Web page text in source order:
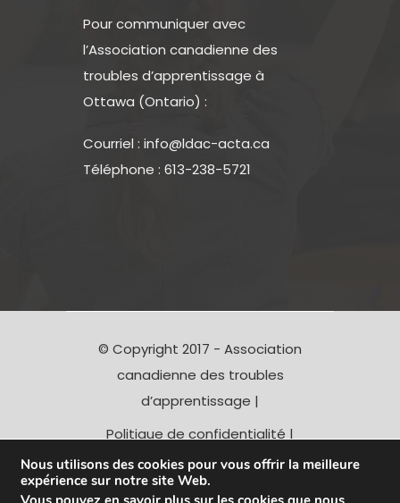
Pour communiquer avec
l’Association canadienne des
troubles d’apprentissage à
Ottawa (Ontario) :
Courriel : info@ldac-acta.ca
Téléphone : 613-238-5721
© Copyright 2017 - Association
canadienne des troubles
d’apprentissage |
Politique de confidentialité |
Avertissement- Charitable
Registration # 1190 10312 RR0001
Nous utilisons des cookies pour vous offrir la meilleure
expérience sur notre site Web.